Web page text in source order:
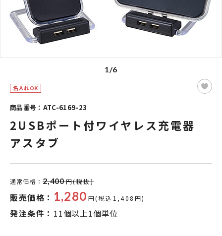
1/6
名入れOK
商品番号：ATC-6169-23
2USBポート付ワイヤレス充電器
アスタブ
通常価格： 2,400円(税抜)
販売価格： 1,280 円(税込1,408円)
発注条件： 11個以上1個単位